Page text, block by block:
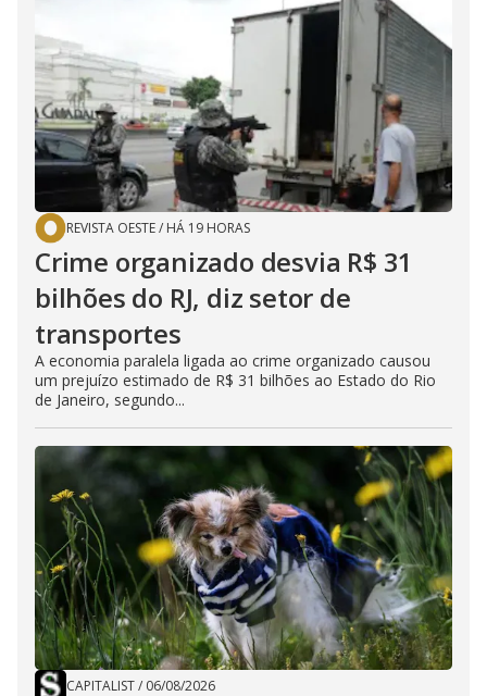
REVISTA OESTE/ HÁ 19 HORAS
Crime organizado desvia R$ 31
bilhões do RJ, diz setor de
transportes
A economia paralela ligada ao crime organizado causou
um prejuízo estimado de R$ 31 bilhões ao Estado do Rio
de Janeiro, segundo...
CAPITALIST/ 06/08/2026